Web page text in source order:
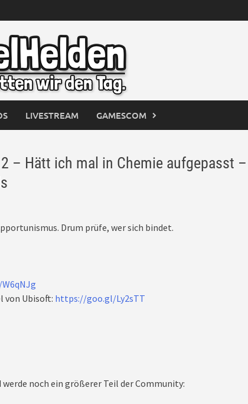
LIVESTREAM GAMESCOM
– Hätt ich mal in Chemie aufgepasst –
Drum prüfe, wer sich bindet.
von Ubisoft: https://goo.gl/Ly2sTT
noch ein größerer Teil der Community: